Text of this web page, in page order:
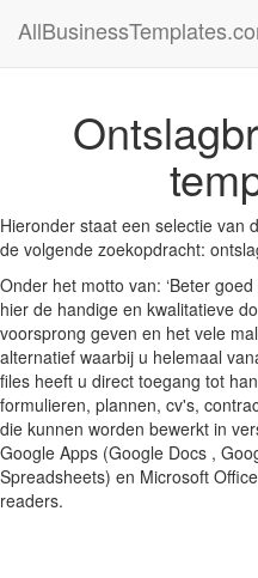
Hieronder staat een selectie van
de volgende zoekopdracht:
Onder het motto van: ‘Beter
hier de handige en kwalitatieve
voorsprong geven en het vele
alternatief waarbij u helemaal
files heeft u direct toegang tot
formulieren, plannen, cv's,
die kunnen worden bewerkt in
Google Apps (Google Docs ,
Spreadsheets) en Microsoft
readers.